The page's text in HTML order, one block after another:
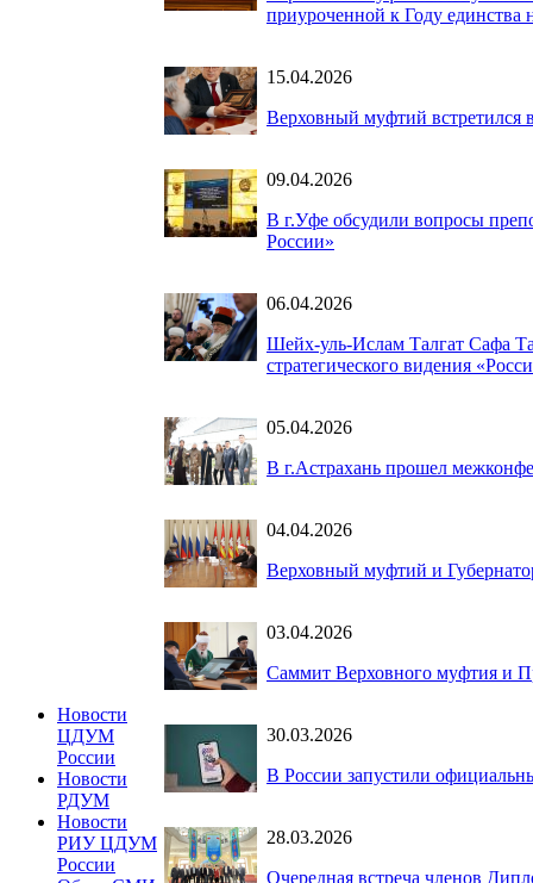
Новости
ЦДУМ
России
Новости
РДУМ
Новости
РИУ ЦДУМ
России
приуроченной к Году единства
15.04.2026
Верховный муфтий встретился
09.04.2026
В г.Уфе обсудили вопросы
России»
06.04.2026
Шейх-уль-Ислам Талгат Сафа
стратегического видения
05.04.2026
В г.Астрахань прошел
04.04.2026
Верховный муфтий и
03.04.2026
Саммит Верховного муфтия и
30.03.2026
В России запустили
28.03.2026
Очередная встреча членов